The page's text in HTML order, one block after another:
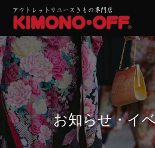
お知らせ・イ